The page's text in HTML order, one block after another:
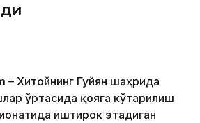
– Хитойнинг Гуйян шаҳрида
ўртасида қояга кўтарилиш
иштирок этадиган